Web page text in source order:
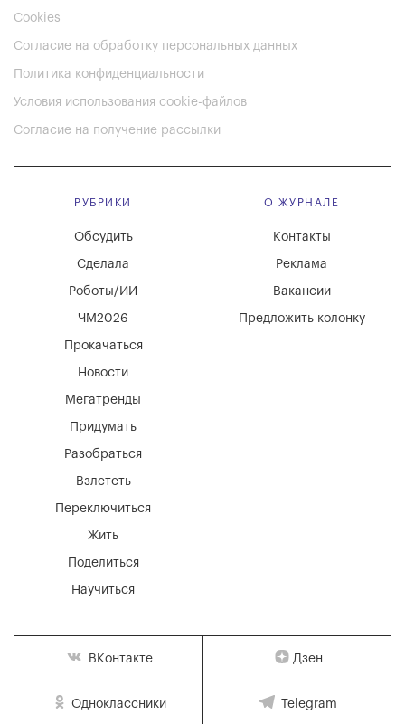
Cookies
Согласие на обработку персональных данных
Политика конфиденциальности
Условия использования cookie-файлов
Согласие на получение рассылки
РУБРИКИ
Мегатренды
Придумать
Разобраться
Взлететь
Новости
Переключиться
Жить
Поделиться
Научиться
Обсудить
Сделала
Роботы/ИИ
ЧМ2026
Прокачаться
О ЖУРНАЛЕ
Вакансии
Реклама
Контакты
Предложить колонку
ВКонтакте Дзен
Одноклассники Telegram